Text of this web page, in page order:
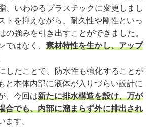
、いわゆるプラスチックに変更しまし
トを抑えながら、耐久性や剛性といっ
の強みを引き出すことができました。
ではなく、 素材特性を生かし、アップ
したことで、防水性も強化することが
と本体内部に液体が入りづらい設計に
、今回は新たに排水構造を設け、万が
合でも、内部に溜まらず外に排出され
ます。